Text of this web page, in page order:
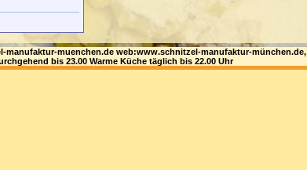
manufaktur-muenchen.de web:www.schnitzel-manufaktur-münchen.de,
bis 23.00 Warme Küche täglich bis 22.00 Uhr